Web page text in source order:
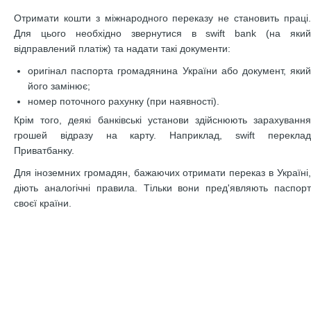
Отримати кошти з міжнародного переказу не становить праці.
Для цього необхідно звернутися в swift bank (на який
відправлений платіж) та надати такі документи:
оригінал паспорта громадянина України або документ, який
його замінює;
номер поточного рахунку (при наявності).
Крім того, деякі банківські установи здійснюють зарахування
грошей відразу на карту. Наприклад, swift переклад
Приватбанку.
Для іноземних громадян, бажаючих отримати переказ в Україні,
діють аналогічні правила. Тільки вони пред'являють паспорт
своєї країни.